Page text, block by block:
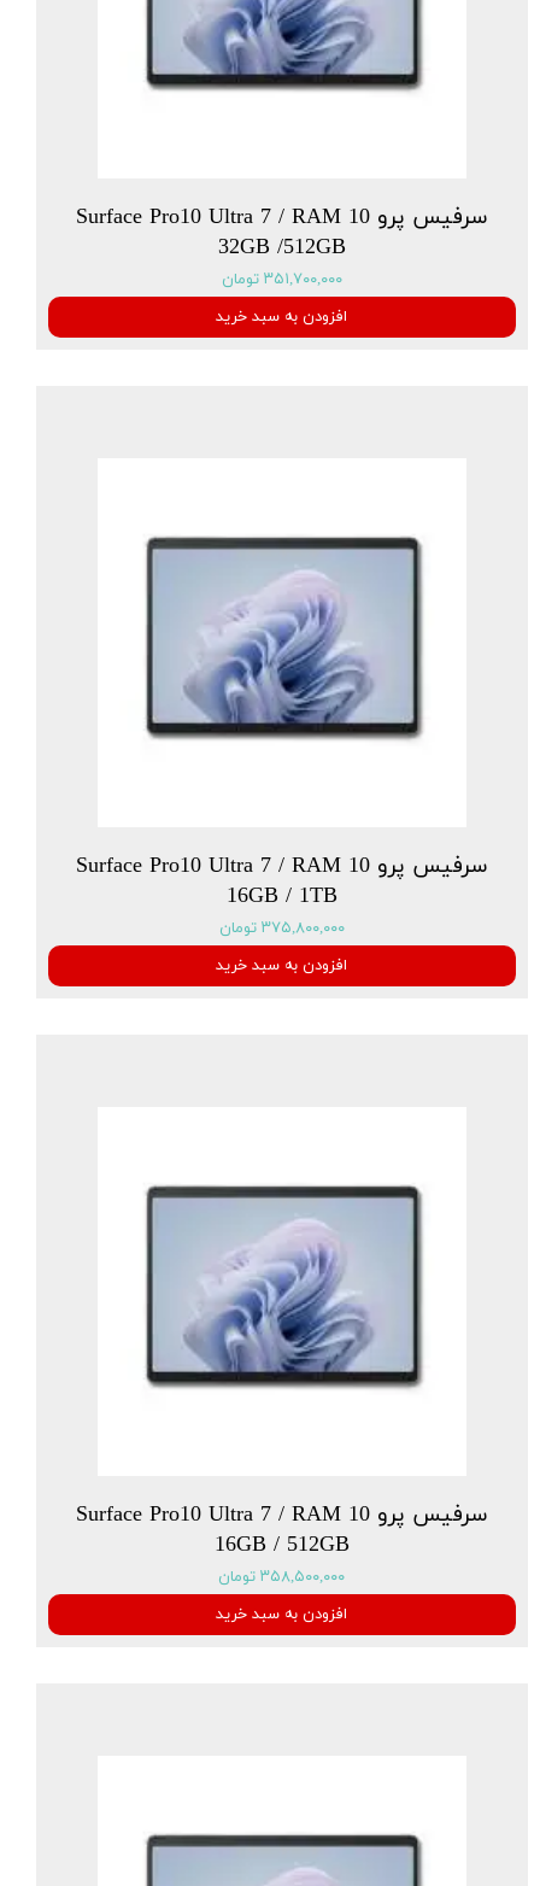
سرفیس پرو 10 Surface Pro10 Ultra 7 / RAM
32GB /512GB
۳۵۱,۷۰۰,۰۰۰ تومان
افزودن به سبد خرید
سرفیس پرو 10 Surface Pro10 Ultra 7 / RAM
16GB / 1TB
۳۷۵,۸۰۰,۰۰۰ تومان
افزودن به سبد خرید
سرفیس پرو 10 Surface Pro10 Ultra 7 / RAM
16GB / 512GB
۳۵۸,۵۰۰,۰۰۰ تومان
افزودن به سبد خرید